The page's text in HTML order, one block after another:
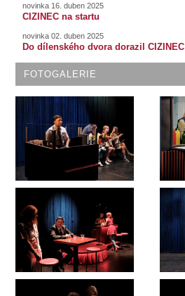
novinka 16. duben 2025
CIZINEC na startu
novinka 02. duben 2025
Do dílenského dvora dorazil CIZINEC
FOTOGALERIE